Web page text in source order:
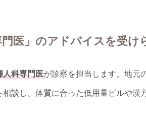
医」のアドバイスを受け
人科専門医が診察を担当します。地元
談し、体質に合った低用量ピルや漢